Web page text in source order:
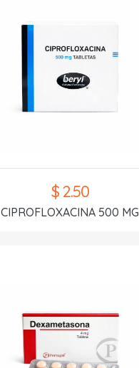
$ 2.50
CIPROFLOXACINA 500 MG